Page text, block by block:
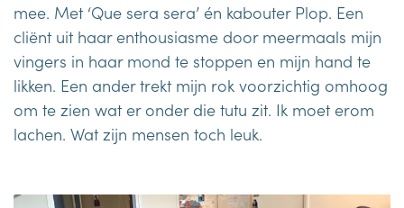
mee. Met ‘Que sera sera’ én kabouter Plop. Een
cliënt uit haar enthousiasme door meermaals mijn
vingers in haar mond te stoppen en mijn hand te
likken. Een ander trekt mijn rok voorzichtig omhoog
om te zien wat er onder die tutu zit. Ik moet erom
lachen. Wat zijn mensen toch leuk.